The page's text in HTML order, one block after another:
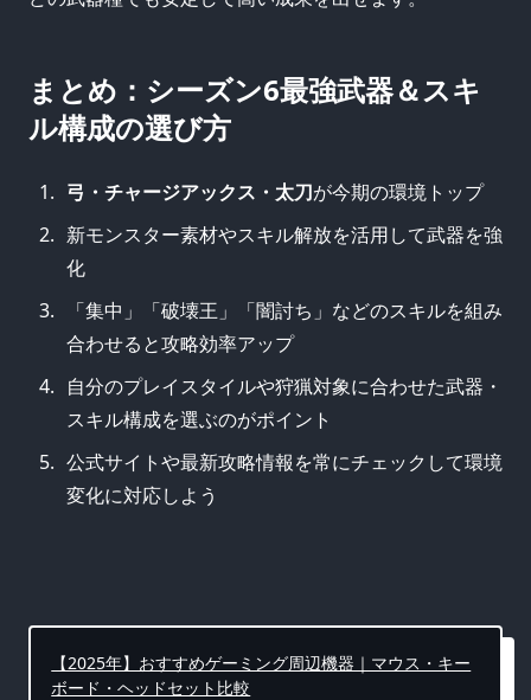
まとめ：シーズン6最強武器＆スキ
ル構成の選び方
弓・チャージアックス・太刀が今期の環境トップ
新モンスター素材やスキル解放を活用して武器を強
化
「集中」「破壊王」「闇討ち」などのスキルを組み
合わせると攻略効率アップ
自分のプレイスタイルや狩猟対象に合わせた武器・
スキル構成を選ぶのがポイント
公式サイトや最新攻略情報を常にチェックして環境
変化に対応しよう
【2025年】おすすめゲーミング周辺機器｜マウス・キー
ボード・ヘッドセット比較